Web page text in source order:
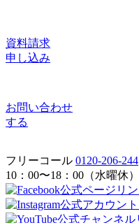
資料請求
申し込み
お問い合わせ
する
フリーコール 0120-206-244
10：00〜18：00（水曜休）